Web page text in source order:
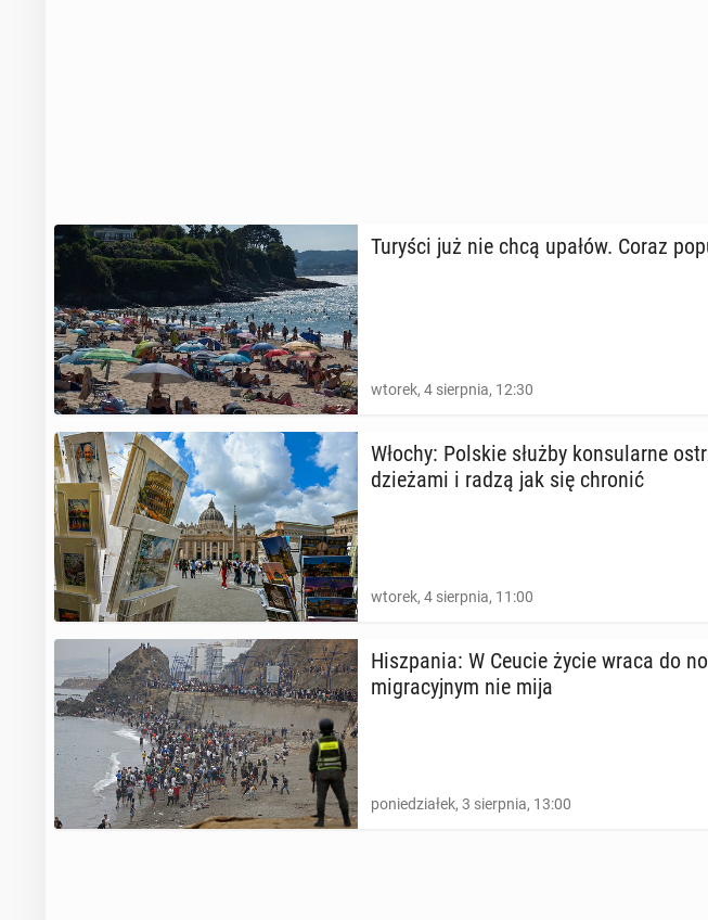
Turyści już nie chcą upałów. Coraz
wtorek, 4 sierpnia, 12:30
Włochy: Polskie służby kon­su­lar­ne
dzie­ża­mi i radzą jak się chronić
wtorek, 4 sierpnia, 11:00
Hisz­pa­nia: W Ceucie życie wraca do
mi­gra­cyj­nym nie mija
poniedziałek, 3 sierpnia, 13:00